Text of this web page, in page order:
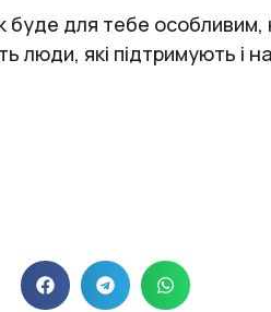
буде для тебе
люди, які підтримують і